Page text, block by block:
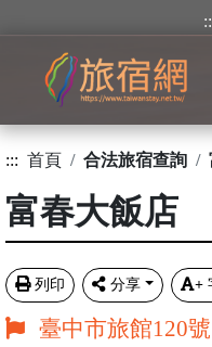
::: 首頁 合法旅宿查詢
富春大飯店
列印 分享 +
臺中市旅館120號